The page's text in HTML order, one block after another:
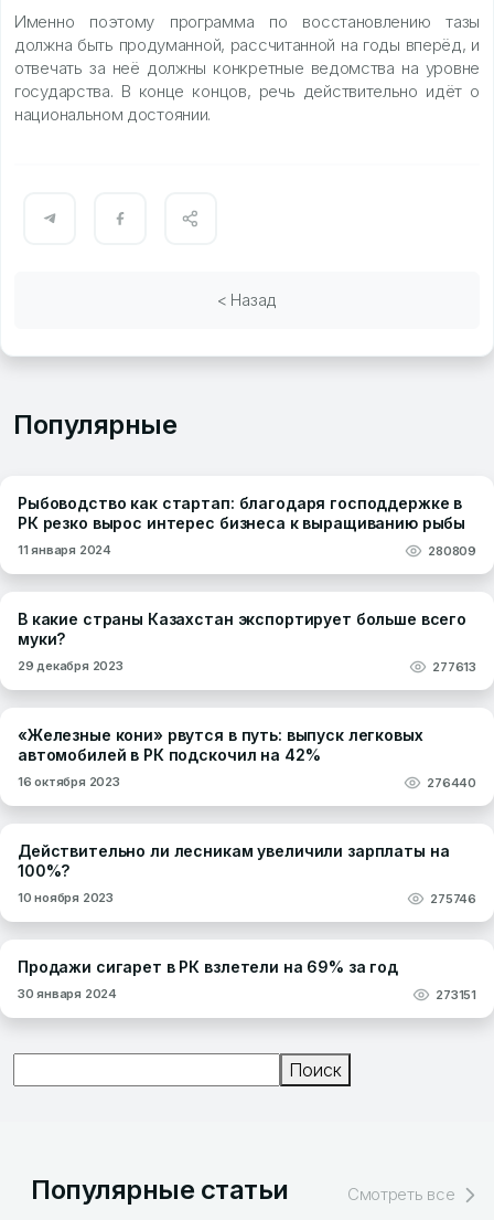
Именно поэтому программа по восстановлению тазы
должна быть продуманной, рассчитанной на годы вперёд, и
отвечать за неё должны конкретные ведомства на уровне
государства. В конце концов, речь действительно идёт о
национальном достоянии.
< Назад
Популярные
Рыбоводство как стартап: благодаря господдержке в
РК резко вырос интерес бизнеса к выращиванию рыбы
11 января 2024 280809
В какие страны Казахстан экспортирует больше всего
муки?
29 декабря 2023 277613
«Железные кони» рвутся в путь: выпуск легковых
автомобилей в РК подскочил на 42%
16 октября 2023 276440
Действительно ли лесникам увеличили зарплаты на
100%?
10 ноября 2023 275746
Продажи сигарет в РК взлетели на 69% за год
30 января 2024 273151
Поиск
Популярные статьи Смотреть все